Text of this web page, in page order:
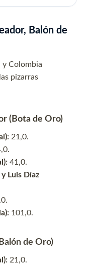
Balón de
y Colombia
pizarras
(Bota de Oro)
21,0.
41,0.
Luis Díaz
101,0.
de Oro)
21,0.